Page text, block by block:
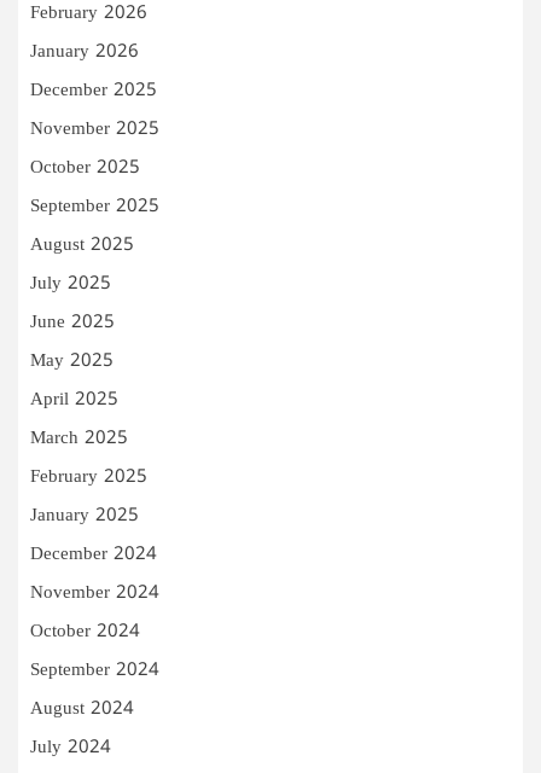
February 2026
January 2026
December 2025
November 2025
October 2025
September 2025
August 2025
July 2025
June 2025
May 2025
April 2025
March 2025
February 2025
January 2025
December 2024
November 2024
October 2024
September 2024
August 2024
July 2024